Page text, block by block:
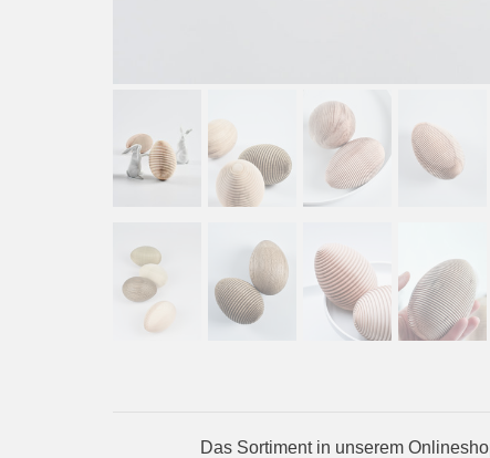
Das Sortiment in unserem